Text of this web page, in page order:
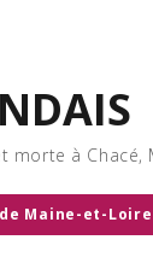
morte à Chacé,
Maine-et-Loire